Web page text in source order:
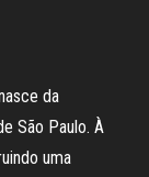
da
São Paulo. À
uma